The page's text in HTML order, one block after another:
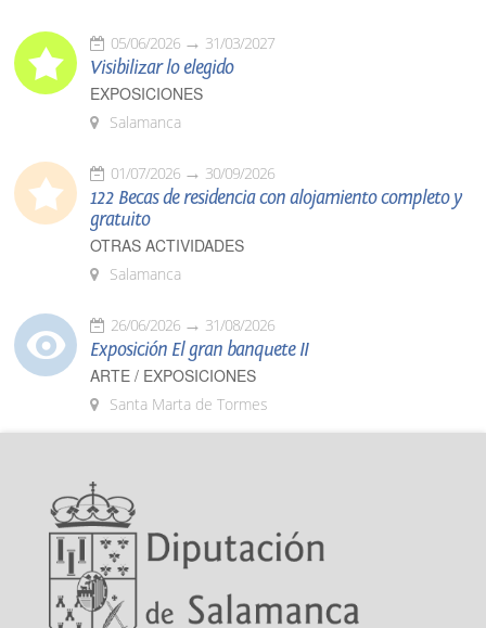
05/06/2026 31/03/2027
Visibilizar lo elegido
EXPOSICIONES
Salamanca
01/07/2026 30/09/2026
122 Becas de residencia con alojamiento completo y
gratuito
OTRAS ACTIVIDADES
Salamanca
26/06/2026 31/08/2026
Exposición El gran banquete II
ARTE / EXPOSICIONES
Santa Marta de Tormes